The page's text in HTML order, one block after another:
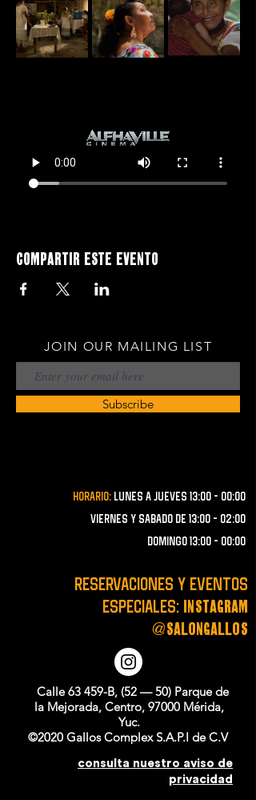
Compartir este evento
JOIN OUR MAILING LIST
Subscribe
Horario: lunes a JUEVES 13:00 - 00:00
VIERNES Y SABADO de 13:00 - 02:00
domingo 13:00 - 00:00
RESERVACIONES y EVENTOS
ESPECIALES: instagram
@salongallos
Calle 63 459-B, (52 — 50) Parque de
la Mejorada, Centro, 97000 Mérida,
Yuc.
©2020 Gallos Complex S.A.P.I de C.V
consulta nuestro aviso de
privacidad